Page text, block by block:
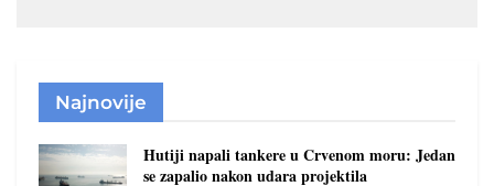
Najnovije
Hutiji napali tankere u Crvenom moru: Jedan
se zapalio nakon udara projektila